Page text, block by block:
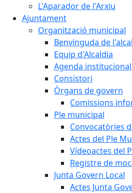
L'Aparador de l'Arxiu
Ajuntament
Organització municipal
Benvinguda de
Equip d'Alcaldia
Agenda institucional
Consistori
Òrgans de govern
Comissions
Ple municipal
Convocatòries
Actes del Ple
Vídeoactes del
Registre de
Junta Govern Local
Actes Junta